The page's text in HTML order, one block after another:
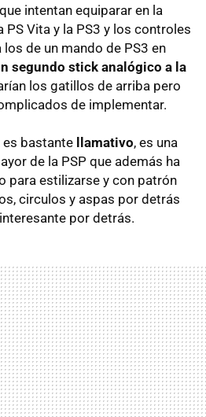
intentan equiparar en la
Vita y la PS3 y los controles
de un mando de PS3 en
segundo stick analógico a la
los gatillos de arriba pero
de implementar.
es bastante llamativo, es una
de la PSP que además ha
para estilizarse y con patrón
circulos y aspas por detrás
por detrás.